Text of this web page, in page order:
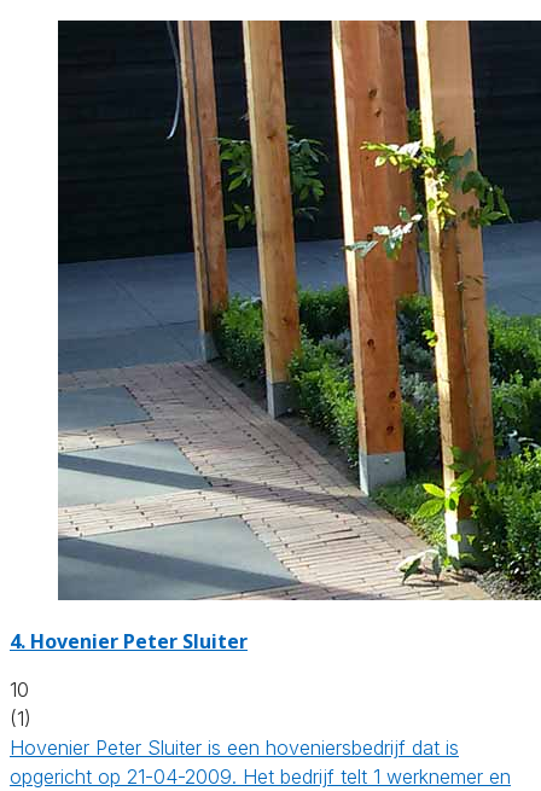
4. Hovenier Peter Sluiter
10
(1)
Hovenier Peter Sluiter is een hoveniersbedrijf dat is
opgericht op 21-04-2009. Het bedrijf telt 1 werknemer en